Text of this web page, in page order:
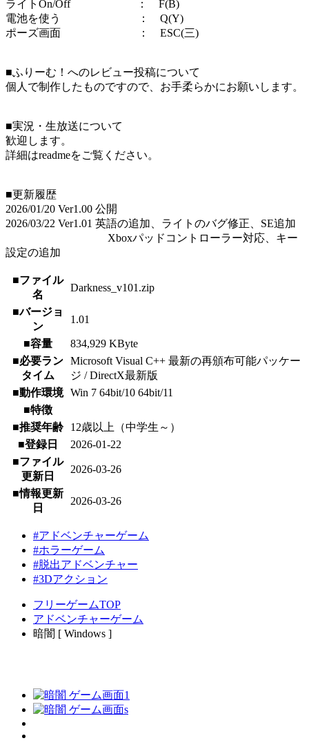
ライトOn/Off ： F(B)
電池を使う ： Q(Y)
ポーズ画面 ： ESC(三)
■ふりーむ！へのレビュー投稿について
個人で制作したものですので、お手柔らかにお願いします。
■実況・生放送について
歓迎します。
詳細はreadmeをご覧ください。
■更新履歴
2026/01/20 Ver1.00 公開
2026/03/22 Ver1.01 英語の追加、ライトのバグ修正、SE追加
Xboxパッドコントローラー対応、キー
設定の追加
■ファイル
名
Darkness_v101.zip
■バージョ
ン
1.01
■容量
834,929 KByte
■必要ラン
タイム
Microsoft Visual C++ 最新の再頒布可能パッケー
ジ / DirectX最新版
■動作環境
Win 7 64bit/10 64bit/11
■特徴
■推奨年齢
12歳以上（中学生～）
■登録日
2026-01-22
■ファイル
更新日
2026-03-26
■情報更新
日
2026-03-26
#アドベンチャーゲーム
#ホラーゲーム
#脱出アドベンチャー
#3Dアクション
フリーゲームTOP
アドベンチャーゲーム
暗闇 [ Windows ]